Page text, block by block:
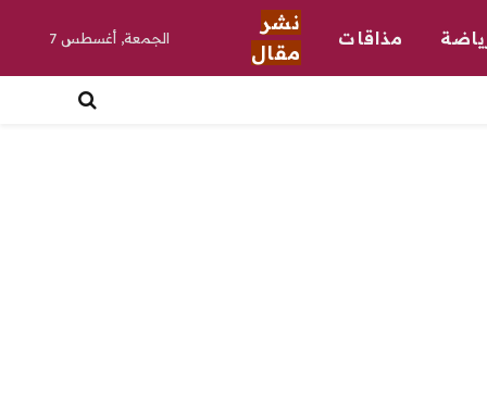
مذاقات
نشر
مقال
الجمعة, أغسطس 7